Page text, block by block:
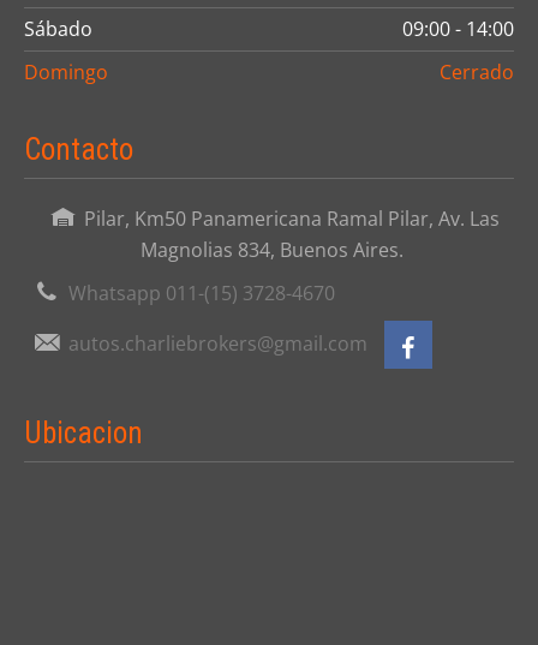
Sábado
09:00 - 14:00
Domingo
Cerrado
Contacto
Pilar, Km50 Panamericana Ramal Pilar, Av. Las
Magnolias 834, Buenos Aires.
Whatsapp 011-(15) 3728-4670
autos.charliebrokers@gmail.com
Ubicacion